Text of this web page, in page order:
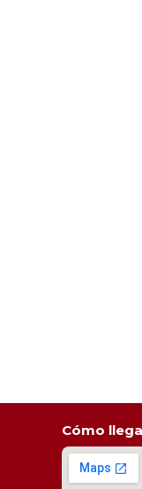
Cómo